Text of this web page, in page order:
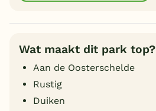
Wat maakt dit park top?
Aan de Oosterschelde
Rustig
Duiken